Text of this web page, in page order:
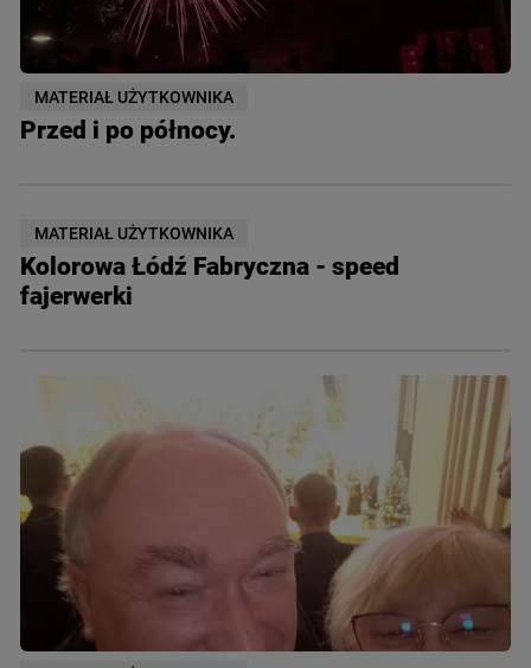
MATERIAŁ UŻYTKOWNIKA
Przed i po północy.
MATERIAŁ UŻYTKOWNIKA
Kolorowa Łódź Fabryczna - speed
fajerwerki